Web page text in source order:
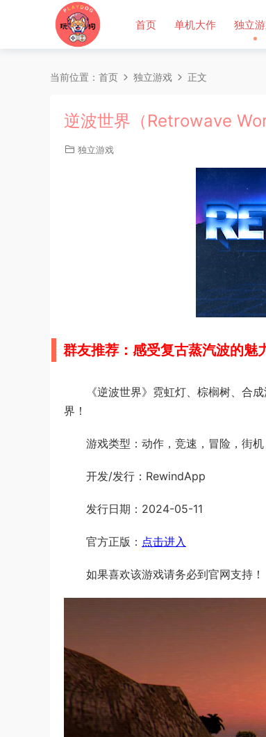
首页 单机大作 独立
当前位置： 首页 独立游戏 正文
逆波世界（Retrowave
独立游戏
群友推荐：感受复古蒸汽波的魅
《逆波世界》霓虹灯、棕榈树、
界！
游戏类型：动作，竞速，冒险，街
开发/发行：RewindApp
发行日期：2024-05-11
官方正版： 点击进入
如果喜欢该游戏请务必到官网支持！